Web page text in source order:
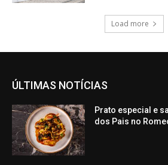
Load more
ÚLTIMAS NOTÍCIAS
Prato especial e
dos Pais no